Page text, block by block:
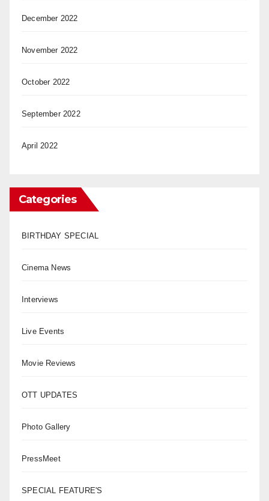
December 2022
November 2022
October 2022
September 2022
April 2022
Categories
BIRTHDAY SPECIAL
Cinema News
Interviews
Live Events
Movie Reviews
OTT UPDATES
Photo Gallery
PressMeet
SPECIAL FEATURE'S